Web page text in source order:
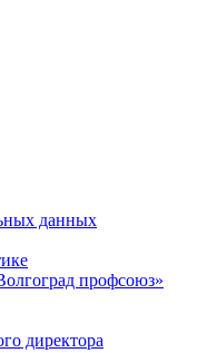
данных
профсоюз»
директора